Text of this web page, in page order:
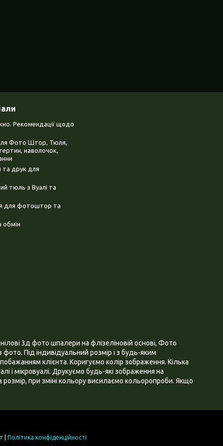
Рекомендації щодо
Фото Штор, Тюля,
наволочок,
та друк для
тюль з Вуалі та
для фотоштор та
обмін
3д фото шпалери на флізеліновій основі, Фото
Під індивідуальний розмір і з будь-яким
клієнта. Коригуємо колір зображення. Кілька
і мікровуалі. Друкуємо будь-які зображення на
при зміні кольору висилаємо кольоропроби. Якщо
Політика конфіденційності